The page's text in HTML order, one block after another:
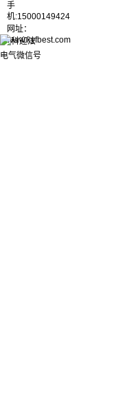
手
机:15000149424
网址：
www.kyfbest.com